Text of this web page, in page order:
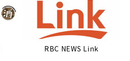
RBC NEWS Link